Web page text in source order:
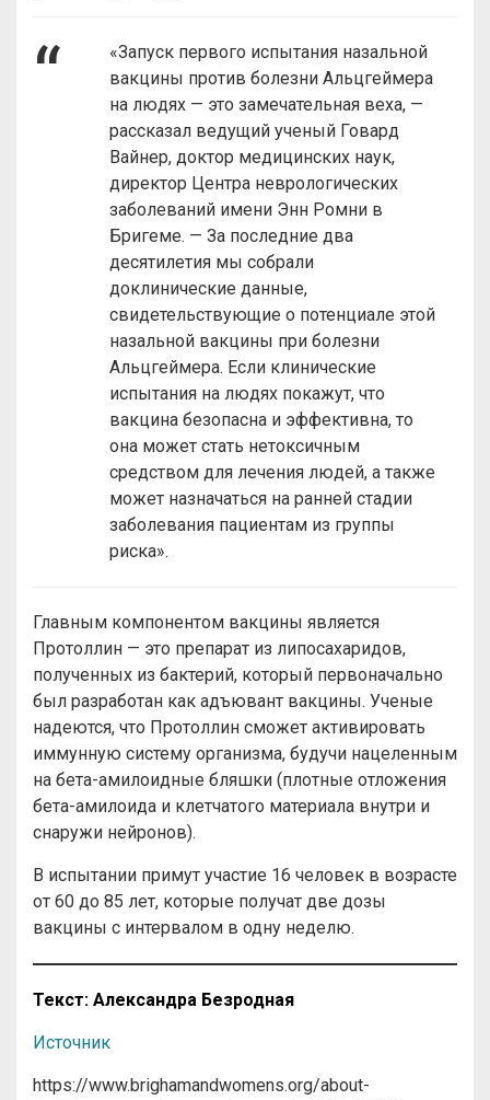
«Запуск первого испытания назальной
вакцины против болезни Альцгеймера
на людях — это замечательная веха, —
рассказал ведущий ученый Говард
Вайнер, доктор медицинских наук,
директор Центра неврологических
заболеваний имени Энн Ромни в
Бригеме. — За последние два
десятилетия мы собрали
доклинические данные,
свидетельствующие о потенциале этой
назальной вакцины при болезни
Альцгеймера. Если клинические
испытания на людях покажут, что
вакцина безопасна и эффективна, то
она может стать нетоксичным
средством для лечения людей, а также
может назначаться на ранней стадии
заболевания пациентам из группы
риска».
Главным компонентом вакцины является
Протоллин — это препарат из липосахаридов,
полученных из бактерий, который первоначально
был разработан как адъювант вакцины. Ученые
надеются, что Протоллин сможет активировать
иммунную систему организма, будучи нацеленным
на бета-амилоидные бляшки (плотные отложения
бета-амилоида и клетчатого материала внутри и
снаружи нейронов).
В испытании примут участие 16 человек в возрасте
от 60 до 85 лет, которые получат две дозы
вакцины с интервалом в одну неделю.
Текст: Александра Безродная
Источник
https://www.brighamandwomens.org/about-